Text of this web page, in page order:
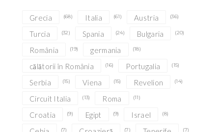
Grecia (68) Italia (61) Austria (36)
Turcia (32) Spania (24) Bulgaria (20)
România (19) germania (18)
călătorii în România (16) Portugalia (15)
Serbia (15) Viena (15) Revelion (14)
Circuit Italia (13) Roma (11)
Croatia (9) Egipt (9) Israel (8)
(7) (7) (7)